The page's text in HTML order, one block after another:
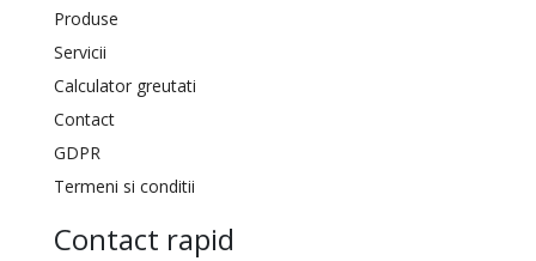
Produse
Servicii
Calculator greutati
Contact
GDPR
Termeni si conditii
Contact rapid